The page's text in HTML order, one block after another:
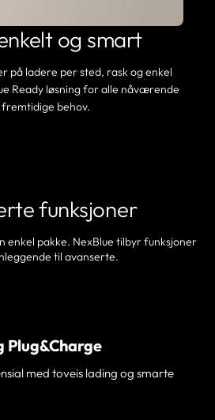
og smart
på ladere per sted, rask og enkel
Ready løsning for alle nåværende
behov.
funksjoner
enkel pakke. NexBlue tilbyr funksjoner
til avanserte.
Plug&Charge
med toveis lading og smarte